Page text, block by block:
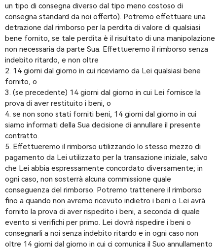
un tipo di consegna diverso dal tipo meno costoso di
consegna standard da noi offerto). Potremo effettuare una
detrazione dal rimborso per la perdita di valore di qualsiasi
bene fornito, se tale perdita è il risultato di una manipolazione
non necessaria da parte Sua. Effettueremo il rimborso senza
indebito ritardo, e non oltre
2. 14 giorni dal giorno in cui riceviamo da Lei qualsiasi bene
fornito, o
3. (se precedente) 14 giorni dal giorno in cui Lei fornisce la
prova di aver restituito i beni, o
4. se non sono stati forniti beni, 14 giorni dal giorno in cui
siamo informati della Sua decisione di annullare il presente
contratto.
5. Effettueremo il rimborso utilizzando lo stesso mezzo di
pagamento da Lei utilizzato per la transazione iniziale, salvo
che Lei abbia espressamente concordato diversamente; in
ogni caso, non sosterrà alcuna commissione quale
conseguenza del rimborso. Potremo trattenere il rimborso
fino a quando non avremo ricevuto indietro i beni o Lei avrà
fornito la prova di aver rispedito i beni, a seconda di quale
evento si verifichi per primo. Lei dovrà rispedire i beni o
consegnarli a noi senza indebito ritardo e in ogni caso non
oltre 14 giorni dal giorno in cui ci comunica il Suo annullamento